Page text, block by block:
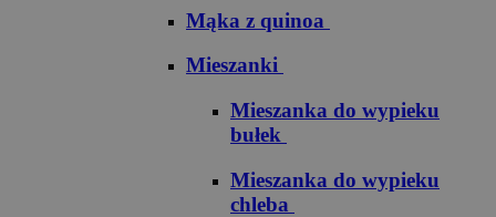
Mąka z quinoa
Mieszanki
Mieszanka do wypieku
bułek
Mieszanka do wypieku
chleba